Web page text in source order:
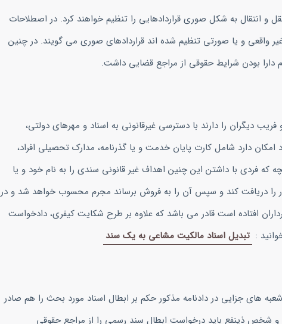
و انتقال به شکل صوری قراردادهایی را تنظیم خواهند کرد. در اصطلاحات
واقعی و یا صورتی تنظیم شده اند قراردادهای صوری می گویند. در چنین
بودن شرایط حقوقی از مراجع قضایی داشت.
دیگران را دارند با دسترسی غیرقانونی به اسناد و مهرهای دولتی،
دارد شامل کارت پایان خدمت و یا گذرنامه، مدارک تحصیلی افراد،
فردی با داشتن این چنین اهداف غیر قانونی سندی را به نام خود و یا
را دریافت کند و سپس آن را به فروش برساند مجرم محسوب خواهد شد و در
افتاده است قادر می باشد که علاوه بر طرح شکایت کیفری، دادخواست
: تبدیل اسناد مالکیت مشاعی به یک سند
های جزایی در دادنامه مذکور حکم بر ابطال اسناد مورد بحث را هم صادر
و شخص ذینفع باید درخواست ابطال سند رسمی را از مراجع حقوقی